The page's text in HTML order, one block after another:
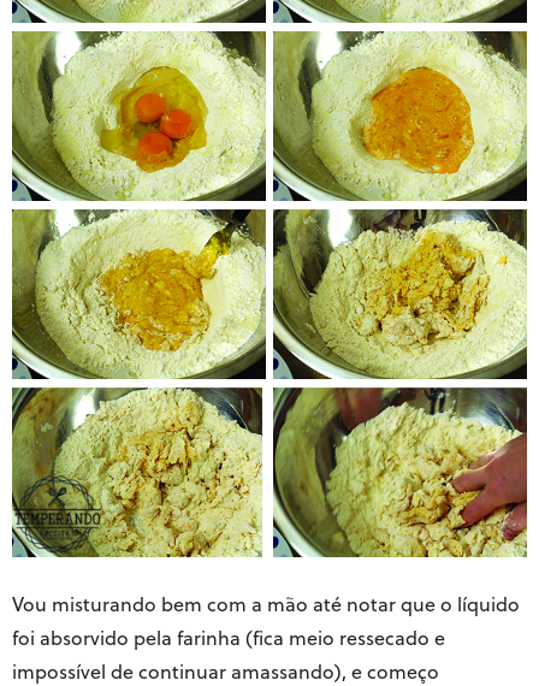
Vou misturando bem com a mão até notar que o líquido
foi absorvido pela farinha (fica meio ressecado e
impossível de continuar amassando), e começo